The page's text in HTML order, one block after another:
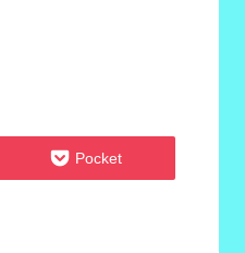
 Pocket